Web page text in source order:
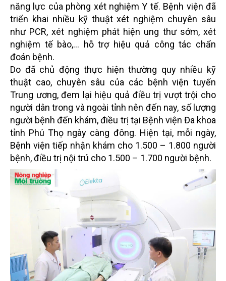
năng lực của phòng xét nghiệm Y tế. Bệnh viện đã
triển khai nhiều kỹ thuật xét nghiệm chuyên sâu
như PCR, xét nghiệm phát hiện ung thư sớm, xét
nghiệm tế bào,... hỗ trợ hiệu quả công tác chẩn
đoán bệnh.
Do đã chủ động thực hiện thường quy nhiều kỹ
thuật cao, chuyên sâu của các bệnh viện tuyến
Trung ương, đem lại hiệu quả điều trị vượt trội cho
người dân trong và ngoài tỉnh nên đến nay, số lượng
người bệnh đến khám, điều trị tại Bệnh viện Đa khoa
tỉnh Phú Thọ ngày càng đông. Hiện tại, mỗi ngày,
Bệnh viện tiếp nhận khám cho 1.500 – 1.800 người
bệnh, điều trị nội trú cho 1.500 – 1.700 người bệnh.